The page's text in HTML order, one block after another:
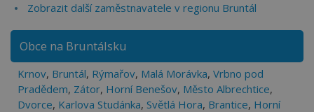
Zobrazit další zaměstnavatele v regionu Bruntál
Obce na Bruntálsku
Krnov, Bruntál, Rýmařov, Malá Morávka, Vrbno pod
Pradědem, Zátor, Horní Benešov, Město Albrechtice,
Dvorce, Karlova Studánka, Světlá Hora, Brantice, Horní